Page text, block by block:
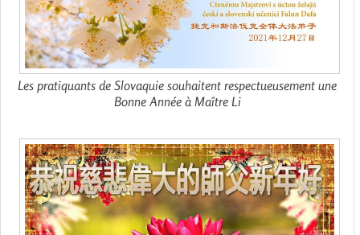
Les pratiquants de Slovaquie souhaitent respectueusement une
Bonne Année à Maître Li